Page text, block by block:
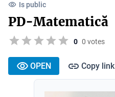
Is public
PD-Matematică
0 0 votes
OPEN Copy link